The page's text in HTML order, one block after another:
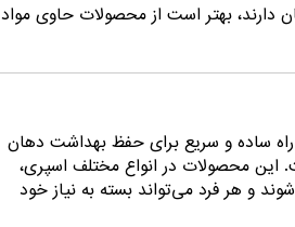
بهتر است از محصولات حاوی مواد
ساده و سریع برای حفظ بهداشت دهان
این محصولات در انواع مختلف اسپری،
و هر فرد می‌تواند بسته به نیاز خود